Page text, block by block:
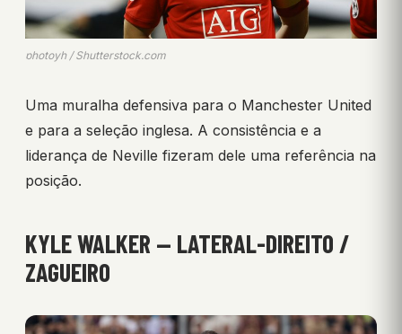
photoyh / Shutterstock.com
Uma muralha defensiva para o Manchester United
e para a seleção inglesa. A consistência e a
liderança de Neville fizeram dele uma referência na
posição.
KYLE WALKER — LATERAL-DIREITO /
ZAGUEIRO